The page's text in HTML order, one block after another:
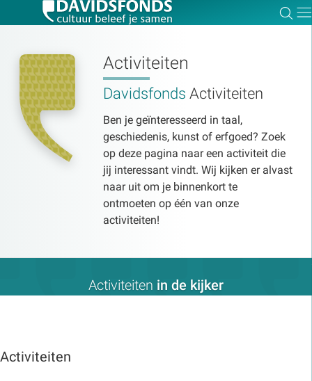
Activiteiten
Davidsfonds Activiteiten
Ben je geïnteresseerd in taal,
geschiedenis, kunst of erfgoed? Zoek
op deze pagina naar een activiteit die
jij interessant vindt. Wij kijken er alvast
naar uit om je binnenkort te
ontmoeten op één van onze
activiteiten!
Activiteiten in de kijker
Activiteiten
Zoek:
Zoeken